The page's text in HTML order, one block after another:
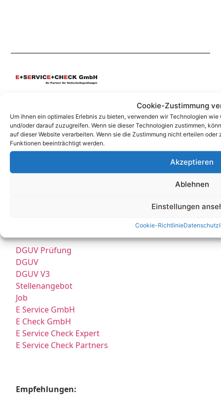
Cookie-Zustimmung
Um ihnen ein optimales Erlebnis zu bieten, verwenden wir Technologien
und/oder darauf zuzugreifen. Wenn sie dieser Technologien zustimmen,
auf dieser Website verarbeiten. Wenn sie die Zustimmung nicht erteilen
Funktionen beeinträchtigt werden.
Akzeptieren
Ablehnen
Einstellungen
Cookie-RichtlinieDatenschutz
Unsere Korrespondenz-Adressen*:
Grafing
Marktplatz 4a, 85567 Grafing
+49 (0)344626962-0
* Hierbei handelt es sich weder um Niederlassungen, noch Werkstätten o.ä.,
sondern um reine Korrespondenz-Adressen, an die Sie Ihre Anrufe und Post
DGUV Prüfung
DGUV
DGUV V3
Stellenangebot
Job
E Service GmbH
E Check GmbH
E Service Check Expert
E Service Check Partners
Empfehlungen: